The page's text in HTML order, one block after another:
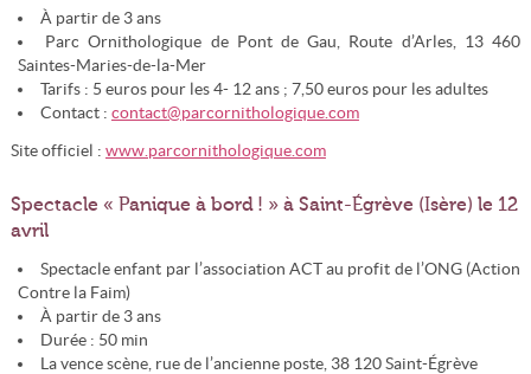
À partir de 3 ans
Parc Ornithologique de Pont de Gau, Route d’Arles, 13 460
Saintes-Maries-de-la-Mer
Tarifs : 5 euros pour les 4- 12 ans ; 7,50 euros pour les adultes
Contact : contact@parcornithologique.com
Site officiel : www.parcornithologique.com
Spectacle « Panique à bord ! » à Saint-Égrève (Isère) le 12
avril
Spectacle enfant par l’association ACT au profit de l’ONG (Action
Contre la Faim)
À partir de 3 ans
Durée : 50 min
La vence scène, rue de l’ancienne poste, 38 120 Saint-Égrève